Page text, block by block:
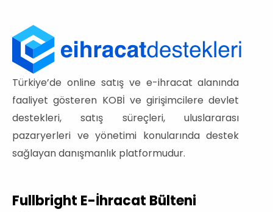
Türkiye’de online satış ve e-ihracat alanında
faaliyet gösteren KOBİ ve girişimcilere devlet
destekleri, satış süreçleri, uluslararası
pazaryerleri ve yönetimi konularında destek
sağlayan danışmanlık platformudur.
Fullbright E-İhracat Bülteni